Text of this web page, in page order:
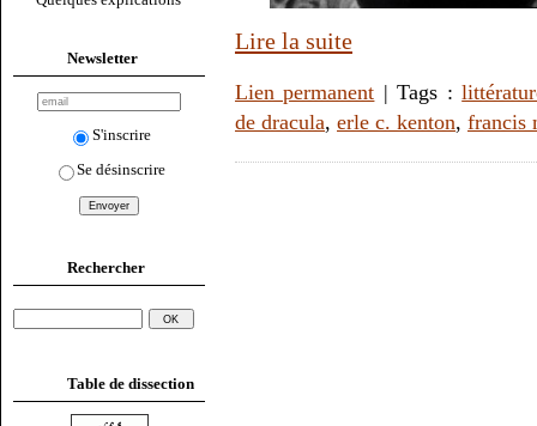
Newsletter
S'inscrire
Se désinscrire
Rechercher
Table de dissection
Lire la suite
Lien permanent | Tags :
de dracula, erle c. kenton, francis